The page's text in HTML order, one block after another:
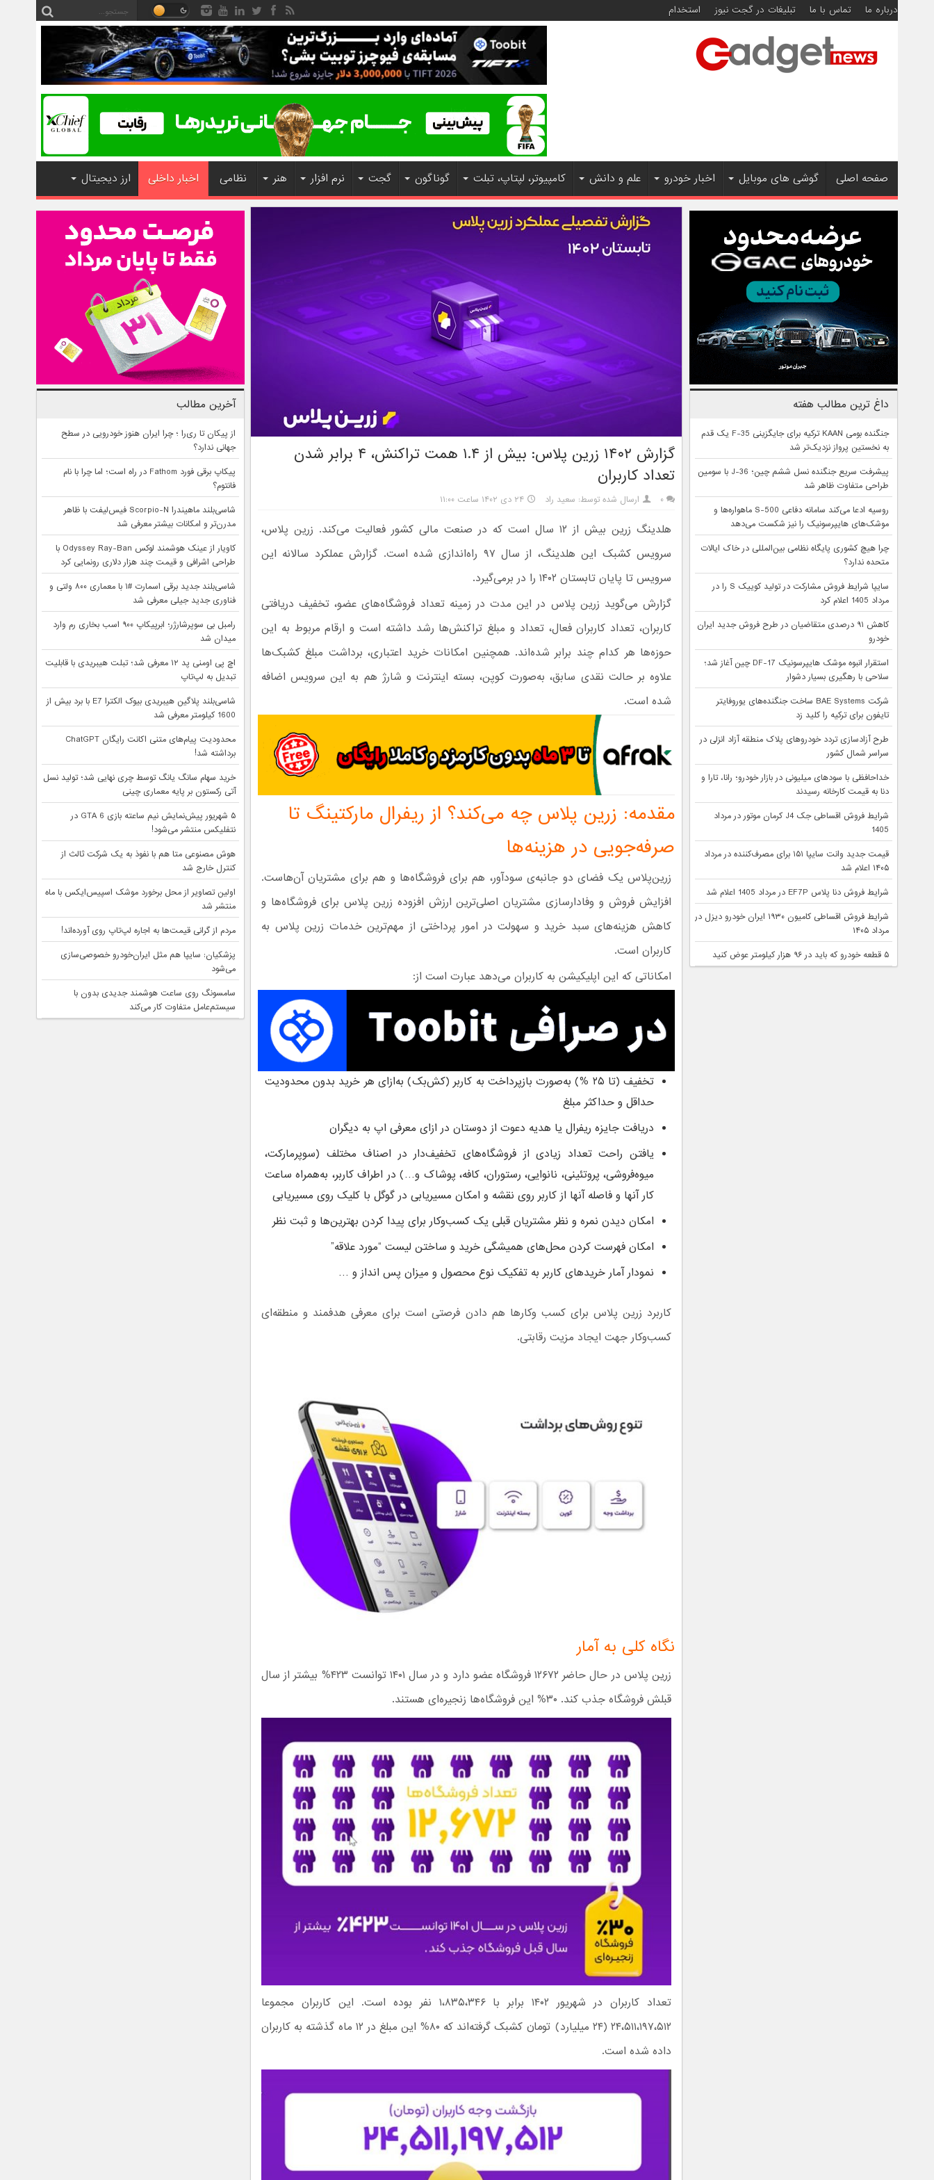
درباره ما تماس با ما تبلیغات در گجت نیوز استخدام
صفحه اصلی گوشی های موبایل اخبار خودرو علم و دانش کامپیوتر، لپتاپ، تبلت گوناگون گجت نرم افزار هنر نظامی اخبار داخلی ارز دیجیتال
گزارش ۱۴۰۲ زرین پلاس: بیش از ۱.۴ همت تراکنش، ۴ برابر شدن
تعداد کاربران
۰ ارسال شده توسط: سعید راد ۲۴ دی ۱۴۰۲ ساعت ۱۱:۰۰
هلدینگ زرین بیش از ۱۲ سال است که در صنعت مالی کشور فعالیت می‌کند. زرین پلاس،
سرویس کشبک این هلدینگ، از سال ۹۷ راه‌اندازی شده است. گزارش عملکرد سالانه این
سرویس تا پایان تابستان ۱۴۰۲ را در برمی‌گیرد.
گزارش می‌گوید زرین پلاس در این مدت در زمینه تعداد فروشگاه‌های عضو، تخفیف دریافتی
کاربران، تعداد کاربران فعال، تعداد و مبلغ تراکنش‌ها رشد داشته است و ارقام مربوط به این
حوزه‌ها هر کدام چند برابر شده‌اند. همچنین امکانات خرید اعتباری، برداشت مبلغ کشبک‌ها
علاوه بر حالت نقدی سابق، به‌صورت کوپن، بسته اینترنت و شارژ هم به این سرویس اضافه
شده است.
مقدمه: زرین پلاس چه می‌کند؟ از ریفرال مارکتینگ تا
صرفه‌جویی در هزینه‌ها
زرین‌پلاس یک فضای دو جانبه‌ی سودآور، هم برای فروشگاه‌ها و هم برای مشتریان‌ آن‌هاست.
افزایش فروش و وفادارسازی مشتریان اصلی‌ترین ارزش افزوده زرین پلاس برای فروشگاه‌ها و
کاهش هزینه‌های سبد خرید و سهولت در امور پرداختی از مهم‌ترین خدمات زرین پلاس به
کاربران است.
امکاناتی که این اپلیکیشن به کاربران می‌دهد عبارت است از:
تخفیف (تا ۲۵ %) به‌صورت بازپرداخت به کاربر (کش‌بک) به‌ازای هر خرید بدون محدودیت
حداقل و حداکثر مبلغ
دریافت جایزه ریفرال یا هدیه دعوت از دوستان در ازای معرفی اپ به دیگران
یافتن راحت تعداد زیادی از فروشگاه‌های تخفیف‌دار در اصناف مختلف (سوپرمارکت،
میوه‌فروشی، پروتئینی، نانوایی، رستوران، کافه، پوشاک و…) در اطراف کاربر، به‌همراه ساعت
کار آنها و فاصله آنها از کاربر روی نقشه و امکان مسیریابی در گوگل با کلیک روی مسیریابی
امکان دیدن نمره و نظر مشتریان قبلی یک کسب‌و‌کار برای پیدا‌ کردن بهترین‌ها و ثبت نظر
امکان فهرست کردن محل‌های همیشگی خرید و ساختن لیست “مورد علاقه”
نمودار آمار خریدهای کاربر به تفکیک نوع محصول و میزان پس انداز و …
کاربرد زرین پلاس برای کسب وکارها هم دادن فرصتی است برای معرفی هدفمند و منطقه‌ای
کسب‌و‌کار جهت ایجاد مزیت رقابتی.
نگاه کلی به آمار
زرین پلاس در حال حاضر ۱۲۶۷۲ فروشگاه عضو دارد و در سال ۱۴۰۱ توانست ۴۲۳% بیشتر از سال
قبلش فروشگاه جذب کند. ۳۰% این فروشگاه‌ها زنجیره‌ای هستند.
تعداد کاربران در شهریور ۱۴۰۲ برابر با ۱،۸۳۵،۳۴۶ نفر بوده است. این کاربران مجموعا
۲۴،۵۱۱،۱۹۷،۵۱۲ (۲۴ میلیارد) تومان کشبک گرفته‌اند که ۸۰% این مبلغ در ۱۲ ماه گذشته به کاربران
داده شده است.
داغ ترین مطالب هفته
جنگنده بومی KAAN ترکیه برای جایگزینی F-35 یک قدم
به نخستین پرواز نزدیک‌تر شد
پیشرفت سریع جنگنده نسل ششم چین؛ J-36 با سومین
طراحی متفاوت ظاهر شد
روسیه ادعا می‌کند سامانه دفاعی S-500 ماهواره‌ها و
موشک‌های هایپرسونیک را نیز شکست می‌دهد
چرا هیچ کشوری پایگاه نظامی بین‌المللی در خاک ایالات
متحده ندارد؟
سایپا شرایط فروش مشارکت در تولید کوییک S را در
مرداد 1405 اعلام کرد
کاهش ۹۱ درصدی متقاضیان در طرح فروش جدید ایران
خودرو
استقرار انبوه موشک هایپرسونیک DF-17 چین آغاز شد؛
سلاحی با رهگیری بسیار دشوار
شرکت BAE Systems ساخت جنگنده‌های یوروفایتر
تایفون برای ترکیه را کلید زد
طرح آزادسازی تردد خودروهای پلاک منطقه آزاد انزلی در
سراسر شمال کشور
خداحافظی با سودهای میلیونی در بازار خودرو؛ رانا، تارا و
دنا به قیمت کارخانه رسیدند
شرایط فروش اقساطی جک J4 کرمان موتور در مرداد
1405
قیمت جدید وانت سایپا ۱۵۱ برای مصرف‌کننده در مرداد
۱۴۰۵ اعلام شد
شرایط فروش دنا پلاس EF7P در مرداد 1405 اعلام شد
شرایط فروش اقساطی کامیون ۱۹۳۰ ایران خودرو دیزل در
مرداد ۱۴۰۵
۵ قطعه خودرو که باید در ۹۶ هزار کیلومتر عوض کنید
آخرین مطالب
از پیکان تا ری‌را ؛ چرا ایران هنوز خودرویی در سطح
جهانی ندارد؟
پیکاپ برقی فورد Fathom در راه است؛ اما چرا با نام
فانتوم؟
شاسی‌بلند ماهیندرا Scorpio-N فیس‌لیفت با ظاهر
مدرن‌تر و امکانات بیشتر معرفی شد
کاویار از عینک هوشمند لوکس Odyssey Ray-Ban با
طراحی اشرافی و قیمت چند هزار دلاری رونمایی کرد
شاسی‌بلند جدید برقی اسمارت #۱ با معماری ۸۰۰ ولتی و
فناوری جدید جیلی معرفی شد
رامبل بی سوپرشارژر؛ ابرپیکاپ ۹۰۰ اسب بخاری رم وارد
میدان شد
اچ پی اومنی پد ۱۲ معرفی شد؛ تبلت هیبریدی با قابلیت
تبدیل به لپ‌تاپ
شاسی‌بلند پلاگین هیبریدی بیوک الکترا E7 با برد بیش از
1600 کیلومتر معرفی شد
محدودیت پیام‌های متنی اکانت رایگان ChatGPT
برداشته شد!
خرید سهام سانگ‌ یانگ توسط چری نهایی شد؛ تولید نسل
آتی رکستون بر پایه معماری چینی
۵ شهریور پیش‌نمایش نیم ساعته بازی GTA 6 در
نتفلیکس منتشر می‌شود!
هوش مصنوعی متا هم با نفوذ به یک شرکت ثالث از
کنترل خارج شد
اولین تصاویر از محل برخورد موشک اسپیس‌ایکس با ماه
منتشر شد
مردم از گرانی قیمت‌ها به اجاره لپ‌تاپ روی آورده‌اند!
پزشکیان: سایپا هم مثل ایران‌خودرو خصوصی‌سازی
می‌شود
سامسونگ روی ساعت هوشمند جدیدی بدون با
سیستم‌عامل متفاوت کار می‌کند